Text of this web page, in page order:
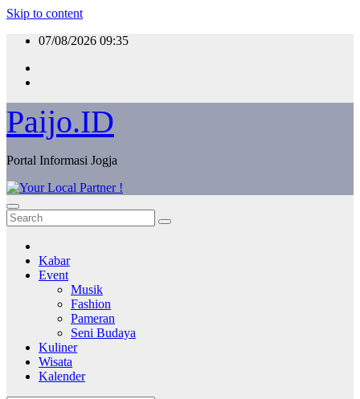
Skip to content
07/08/2026 09:35
Paijo.ID
Portal Informasi Jogja
Kabar
Event
Musik
Fashion
Pameran
Seni Budaya
Kuliner
Wisata
Kalender